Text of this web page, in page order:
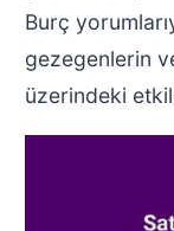
Burç
gezegenlerin
üzerindeki